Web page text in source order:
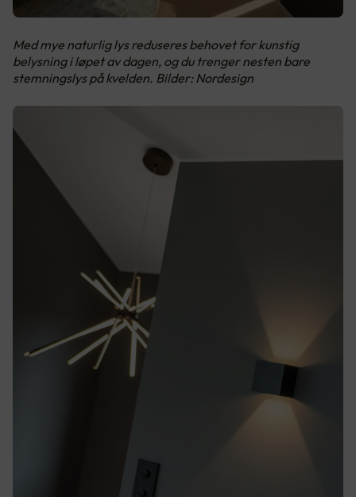
Med mye naturlig lys reduseres behovet for kunstig
belysning i løpet av dagen, og du trenger nesten bare
stemningslys på kvelden. Bilder: Nordesign